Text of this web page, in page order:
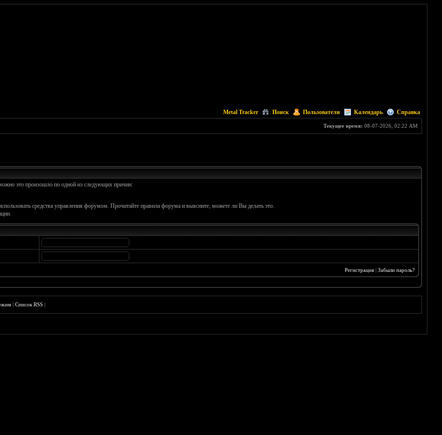
Metal Tracker Поиск Пользователи Календарь Справка
Текущее время: 08-07-2026, 02:22 AM
это произошло по одной из следующих причин:
средства управления форумом. Прочитайте правила форума и выясните, можете ли Вы делать это.
Регистрация| Забыли пароль?
|Список RSS |